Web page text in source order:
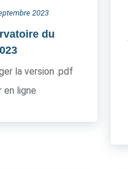
2023
du
la version .pdf
en ligne